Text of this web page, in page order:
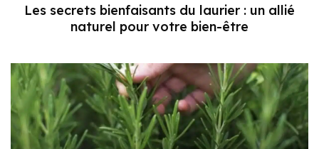
Les secrets bienfaisants du laurier : un allié
naturel pour votre bien-être